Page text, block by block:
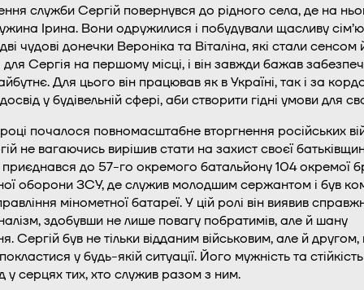
служби Сергій повернувся до рідного села, де на
Ірина. Вони одружилися і побудували щасливу
чудові донечки Вероніка та Віталіна, які стали сенсом
Сергія на першому місці, і він завжди бажав
Для цього він працював як в Україні, так і за
у будівельній сфері, аби створити гідні умови для
почалося повномасштабне вторгнення російських
не вагаючись вирішив стати на захист своєї
приєднався до 57-го окремого батальйону 104 окремої
оборони ЗСУ, де служив молодшим сержантом і був
мінометної батареї. У цій ролі він виявив
здобувши не лише повагу побратимів, але й шану
Сергій був не тільки відданим військовим, але й
у будь-якій ситуації. Його мужність та
у серцях тих, хто служив разом з ним.